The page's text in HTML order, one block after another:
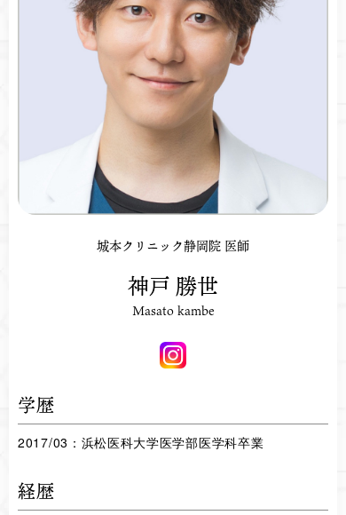
城本クリニック静岡院 医師
神戸 勝世
Masato kambe
学歴
2017/03：浜松医科大学医学部医学科卒業
経歴